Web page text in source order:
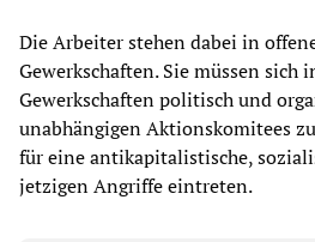
Die Arbeiter stehen dabei in
Gewerkschaften. Sie müssen sich
Gewerkschaften politisch und
unabhängigen Aktionskomitees
für eine antikapitalistische,
jetzigen Angriffe eintreten.